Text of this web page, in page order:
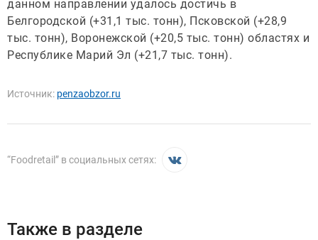
данном направлении удалось достичь в
Белгородской (+31,1 тыс. тонн), Псковской (+28,9
тыс. тонн), Воронежской (+20,5 тыс. тонн) областях и
Республике Марий Эл (+21,7 тыс. тонн).
Источник: penzaobzor.ru
“Foodretail” в социальных сетях:
Также в разделе